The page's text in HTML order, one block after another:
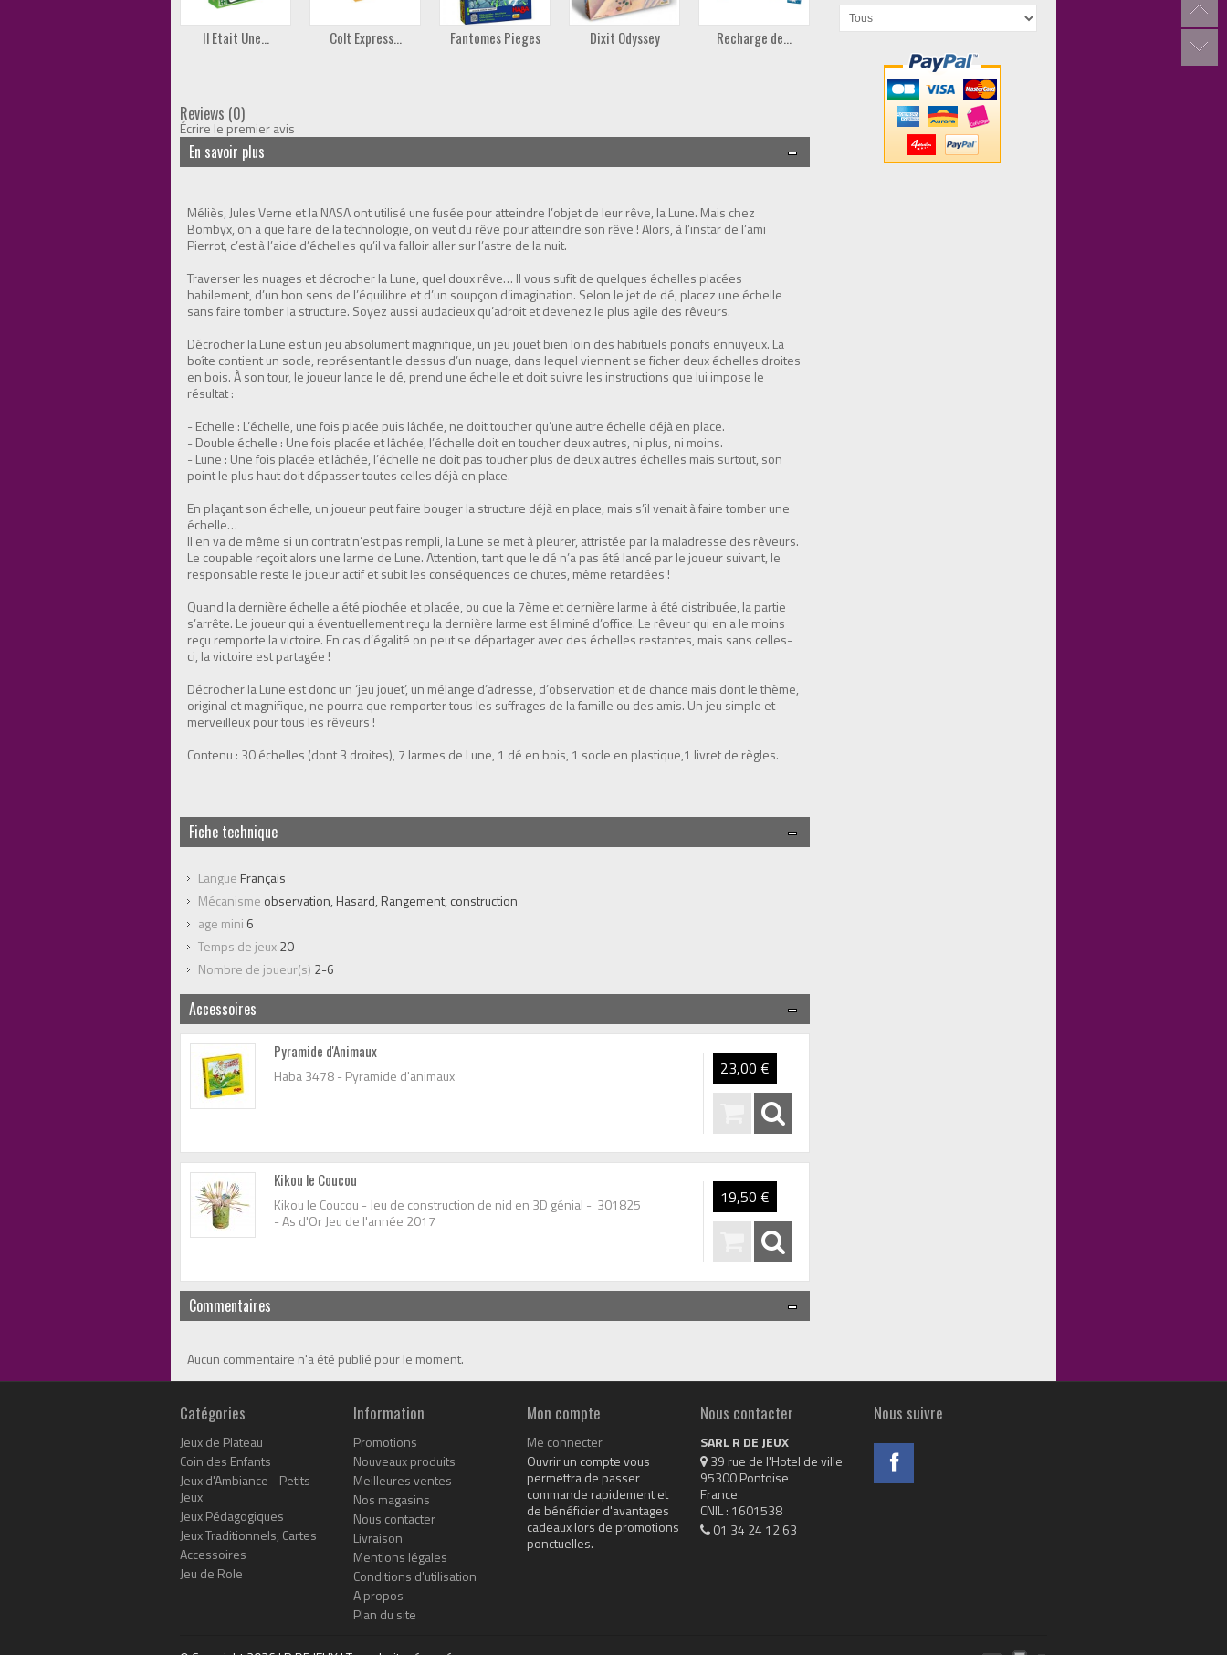
Il Etait Une... Colt Express... Fantomes Pieges Dixit Odyssey Recharge de... Top That Zoowaboo
Reviews (0)
Écrire le premier avis
En savoir plus
Méliès, Jules Verne et la NASA ont utilisé une fusée pour atteindre l’objet de leur rêve, la Lune. Mais chez
Bombyx, on a que faire de la technologie, on veut du rêve pour atteindre son rêve ! Alors, à l’instar de l’ami
Pierrot, c’est à l’aide d’échelles qu’il va falloir aller sur l’astre de la nuit.
Traverser les nuages et décrocher la Lune, quel doux rêve… Il vous sufit de quelques échelles placées
habilement, d’un bon sens de l’équilibre et d’un soupçon d’imagination. Selon le jet de dé, placez une échelle
sans faire tomber la structure. Soyez aussi audacieux qu’adroit et devenez le plus agile des rêveurs.
Décrocher la Lune est un jeu absolument magnifique, un jeu jouet bien loin des habituels poncifs ennuyeux. La
boîte contient un socle, représentant le dessus d’un nuage, dans lequel viennent se ficher deux échelles droites
en bois. À son tour, le joueur lance le dé, prend une échelle et doit suivre les instructions que lui impose le
résultat :
- Echelle : L’échelle, une fois placée puis lâchée, ne doit toucher qu’une autre échelle déjà en place.
- Double échelle : Une fois placée et lâchée, l’échelle doit en toucher deux autres, ni plus, ni moins.
- Lune : Une fois placée et lâchée, l’échelle ne doit pas toucher plus de deux autres échelles mais surtout, son
point le plus haut doit dépasser toutes celles déjà en place.
En plaçant son échelle, un joueur peut faire bouger la structure déjà en place, mais s’il venait à faire tomber une
échelle…
Il en va de même si un contrat n’est pas rempli, la Lune se met à pleurer, attristée par la maladresse des rêveurs.
Le coupable reçoit alors une larme de Lune. Attention, tant que le dé n’a pas été lancé par le joueur suivant, le
responsable reste le joueur actif et subit les conséquences de chutes, même retardées !
Quand la dernière échelle a été piochée et placée, ou que la 7ème et dernière larme à été distribuée, la partie
s’arrête. Le joueur qui a éventuellement reçu la dernière larme est éliminé d’office. Le rêveur qui en a le moins
reçu remporte la victoire. En cas d’égalité on peut se départager avec des échelles restantes, mais sans celles-
ci, la victoire est partagée !
Décrocher la Lune est donc un ‘jeu jouet’, un mélange d’adresse, d’observation et de chance mais dont le thème,
original et magnifique, ne pourra que remporter tous les suffrages de la famille ou des amis. Un jeu simple et
merveilleux pour tous les rêveurs !
Contenu : 30 échelles (dont 3 droites), 7 larmes de Lune, 1 dé en bois, 1 socle en plastique,1 livret de règles.
Fiche technique
Langue Français
Mécanisme observation, Hasard, Rangement, construction
age mini 6
Temps de jeux20
Nombre de joueur(s) 2-6
Accessoires
Pyramide d'Animaux
Haba 3478 - Pyramide d'animaux 23,00 €
Kikou le Coucou
Kikou le Coucou - Jeu de construction de nid en 3D génial - 301825
- As d'Or Jeu de l'année 2017
19,50 €
Commentaires
Aucun commentaire n'a été publié pour le moment.
Catégories
Jeux de Plateau
Coin des Enfants
Jeux d'Ambiance - Petits
Jeux
Jeux Pédagogiques
Jeux Traditionnels, Cartes
Accessoires
Jeu de Role
Information
Promotions
Nouveaux produits
Meilleures ventes
Nos magasins
Nous contacter
Livraison
Mentions légales
Conditions d'utilisation
A propos
Plan du site
Mon compte
Me connecter
Ouvrir un compte vous
permettra de passer
commande rapidement et
de bénéficier d'avantages
cadeaux lors de promotions
ponctuelles.
Nous contacter
SARL R DE JEUX
39 rue de l'Hotel de ville
95300 Pontoise
France
CNIL : 1601538
01 34 24 12 63
Nous suivre